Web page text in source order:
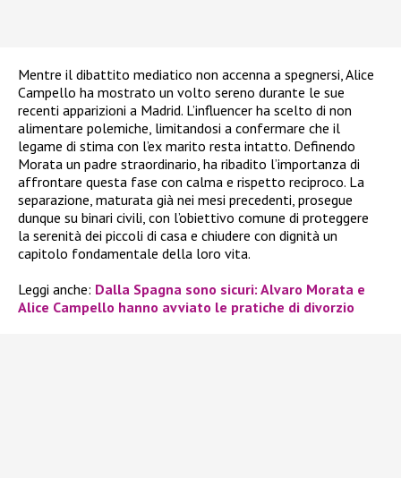
Mentre il dibattito mediatico non accenna a spegnersi, Alice
Campello ha mostrato un volto sereno durante le sue
recenti apparizioni a Madrid. L’influencer ha scelto di non
alimentare polemiche, limitandosi a confermare che il
legame di stima con l’ex marito resta intatto. Definendo
Morata un padre straordinario, ha ribadito l’importanza di
affrontare questa fase con calma e rispetto reciproco. La
separazione, maturata già nei mesi precedenti, prosegue
dunque su binari civili, con l’obiettivo comune di proteggere
la serenità dei piccoli di casa e chiudere con dignità un
capitolo fondamentale della loro vita.
Leggi anche: Dalla Spagna sono sicuri: Alvaro Morata e
Alice Campello hanno avviato le pratiche di divorzio